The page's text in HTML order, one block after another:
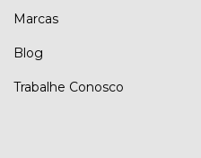
Marcas
Blog
Trabalhe Conosco